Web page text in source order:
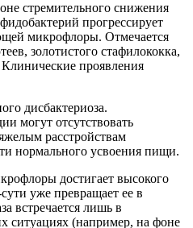
стремительного снижения
прогрессирует
микрофлоры. Отмечается
золотистого стафилококка,
проявления
дисбактериоза.
могут отсутствовать
расстройствам
нормального усвоения пищи.
достигает высокого
уже превращает ее в
встречается лишь в
ситуациях (например, на фоне